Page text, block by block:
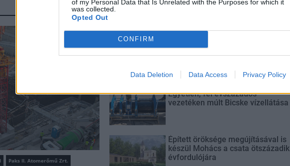
of my Personal Data that Is Unrelated with the Purposes for which it
was collected.
Opted Out
CONFIRM
Data Deletion Data Access Privacy Policy
Paks II. Atomerőmű Zrt.
Elkészült a Liszt Ferenc repülőtér
és közműhálózatának fejlesztése
Egyetlen, fél évszázados
vezetéken múlt Bicske vízellátása
Épített öröksége megújításával is
készül Mohács a csata ötszázadik
évfordulójára